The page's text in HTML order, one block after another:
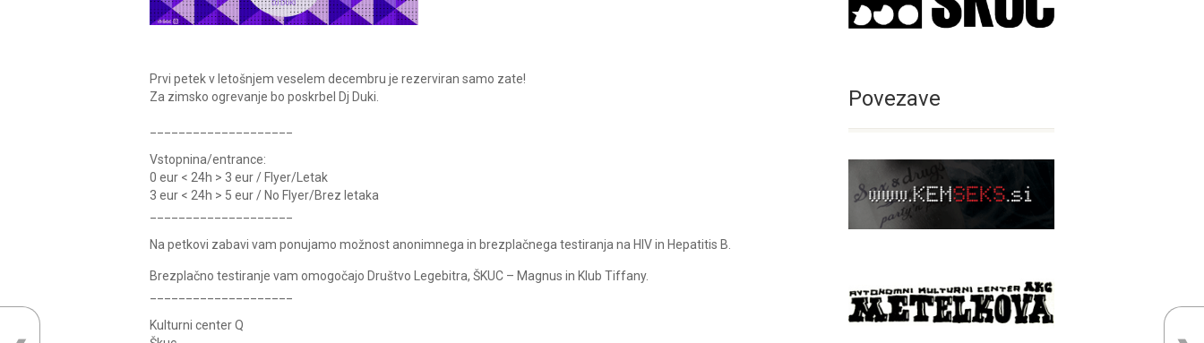
Prvi petek v letošnjem veselem decembru je rezerviran samo zate!
Za zimsko ogrevanje bo poskrbel Dj Duki.
Vstopnina/entrance:
0 eur < 24h > 3 eur / Flyer/Letak
3 eur < 24h > 5 eur / No Flyer/Brez letaka
Na petkovi zabavi vam ponujamo možnost anonimnega in brezplačnega testiranja na HIV in Hepatitis B.
Brezplačno testiranje vam omogočajo Društvo Legebitra, ŠKUC – Magnus in Klub Tiffany.
Kulturni center Q
Povezave